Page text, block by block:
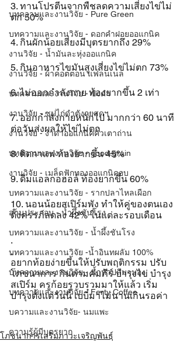
บทความและงานวิจัย - Pure Green
บทความและงานวิจัย - ดอกคำฝอยออแกนิค
งานวิจัย - น้ำมันละหุ่งออแกนิค
งานวิจัย - ผ้าคอตตอน แฟลนเนล
บทความและงานวิจัย - ขิงดำ
งานวิจัย - ซุปไก่ดำตังกุยสดฯ
งานวิจัย - งาดำออแกนิคคั่วเตาถ่าน
บทความและงานวิจัย - good-grain
งานวิจัย - เมล็ดฟักทองออแกนิคอบ
บทความและงานวิจัย - รากปลาไหลเผือก
ส่วนประกอบ - น้ำผึ้งชันโรง
บทความและงานวิจัย - น้ำผึ้งชันโรง
บทความและงานวิจัย -น้ำอินทผลัม 100%
บทความและงานวิจัย - น้ำหัวปลีมามอง
บทความและงานวิจัย - Ferty Coffee
บความและงานวิจัย- นมแพะ
ความรู้ผู้มีบุตรยาก
3. ทานโปรตีนจากพืชลดความเสี่ยงไข่ไม่
ตก 50%
4. กินผักน้อยเสี่ยงมีบุตรยากถึง 29%
5. กินอาหารไขมันสูงเสี่ยงไข่ไม่ตก 73%
6. ไม่ออกกำลังกาย ท้องยากขึ้น 2 เท่า
7. ออกกำลังกายหนักไป มากกว่า 60 นาที
ต่อวันส่งผลให้ไข่ไม่ตก
8. ติดกาแฟ ท้องยากขึ้น 45%
9. ดื่มแอลกอฮอล์ ท้องยากขึ้น 60%
10. นอนน้อยสเปิร์มพัง ทำให้คู่ของตนเอง
ตั้งครรภ์ลดลง 42% ในแต่ละรอบเดือน
.
.
อยากท้อยง่ายขึ้นให้ปรับพฤติกรรม ปรับ
โภชนาการ กินตามคัมภีร์ บำรุงไข่ บำรุง
สเปิร์ม ครูก้อยรวบรวมมาให้แล้ว เริ่ม
บำรุงตั้งแต่วันนี้ เบบี๋มาไม่นานเกินรอค่า
โภชนาการเสริมภาวะเจริญพันธุ์